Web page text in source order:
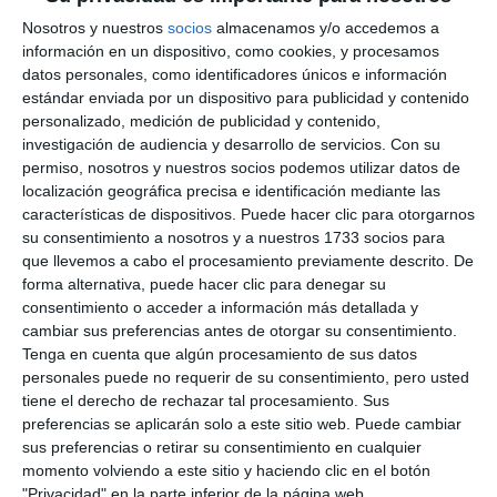
Nosotros y nuestros socios almacenamos y/o accedemos a
información en un dispositivo, como cookies, y procesamos
datos personales, como identificadores únicos e información
estándar enviada por un dispositivo para publicidad y contenido
personalizado, medición de publicidad y contenido,
investigación de audiencia y desarrollo de servicios. Con su
permiso, nosotros y nuestros socios podemos utilizar datos de
localización geográfica precisa e identificación mediante las
características de dispositivos. Puede hacer clic para otorgarnos
su consentimiento a nosotros y a nuestros 1733 socios para
que llevemos a cabo el procesamiento previamente descrito. De
forma alternativa, puede hacer clic para denegar su
consentimiento o acceder a información más detallada y
cambiar sus preferencias antes de otorgar su consentimiento.
Tenga en cuenta que algún procesamiento de sus datos
personales puede no requerir de su consentimiento, pero usted
tiene el derecho de rechazar tal procesamiento. Sus
preferencias se aplicarán solo a este sitio web. Puede cambiar
sus preferencias o retirar su consentimiento en cualquier
momento volviendo a este sitio y haciendo clic en el botón
La plaza de toros de Mijas es una plaza singular al no ser
redonda.
MIJAS COMUNICACIÓN
Unos metros más adelante, nos encontramos con
otro ciudadano, Javier Martín, quien dirige nuestro
camino a La Muralla, “un sitio idílico, con unas vistas
muy bonitas, la parroquia, la plaza de toros y los
restos de muralla, son otros sitios muy bonitos para
visitar y desde donde ver parte del pueblo, y
después hay un torreón desde el que se ve todo el
pueblo”.
Por último, tomamos nota de las recomendaciones
de María José Jaime, quien dice que en Mijas
“tenemos unas calles muy bonitas con flores en el
casco antiguo, es precioso, eso lo deben de visitar sí